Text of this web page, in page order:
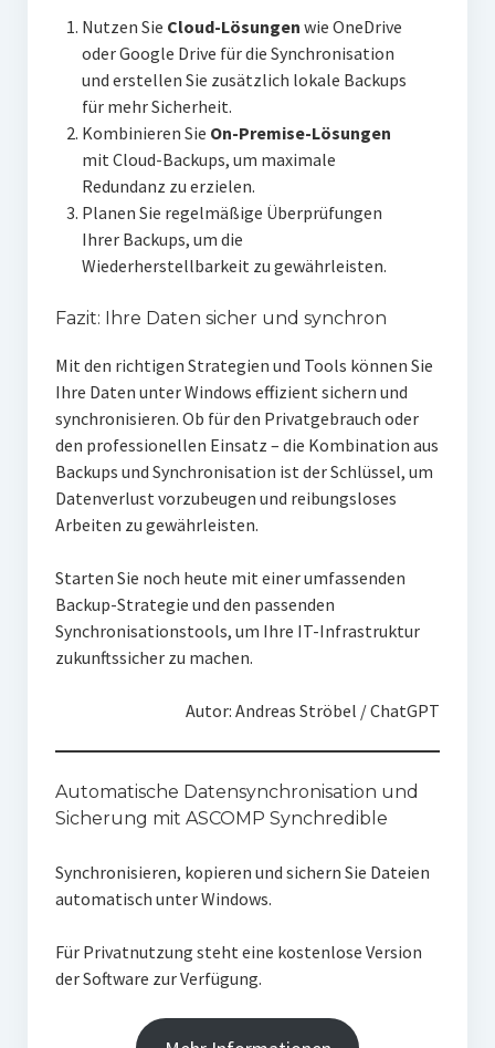
Nutzen Sie Cloud-Lösungen wie OneDrive
oder Google Drive für die Synchronisation
und erstellen Sie zusätzlich lokale Backups
für mehr Sicherheit.
Kombinieren Sie On-Premise-Lösungen
mit Cloud-Backups, um maximale
Redundanz zu erzielen.
Planen Sie regelmäßige Überprüfungen
Ihrer Backups, um die
Wiederherstellbarkeit zu gewährleisten.
Fazit: Ihre Daten sicher und synchron
Mit den richtigen Strategien und Tools können Sie
Ihre Daten unter Windows effizient sichern und
synchronisieren. Ob für den Privatgebrauch oder
den professionellen Einsatz – die Kombination aus
Backups und Synchronisation ist der Schlüssel, um
Datenverlust vorzubeugen und reibungsloses
Arbeiten zu gewährleisten.
Starten Sie noch heute mit einer umfassenden
Backup-Strategie und den passenden
Synchronisationstools, um Ihre IT-Infrastruktur
zukunftssicher zu machen.
Autor: Andreas Ströbel / ChatGPT
Automatische Datensynchronisation und
Sicherung mit ASCOMP Synchredible
Synchronisieren, kopieren und sichern Sie Dateien
automatisch unter Windows.
Für Privatnutzung steht eine kostenlose Version
der Software zur Verfügung.